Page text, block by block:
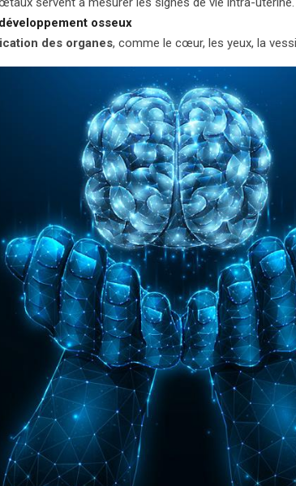
développement osseux
des organes, comme le cœur, les yeux, la